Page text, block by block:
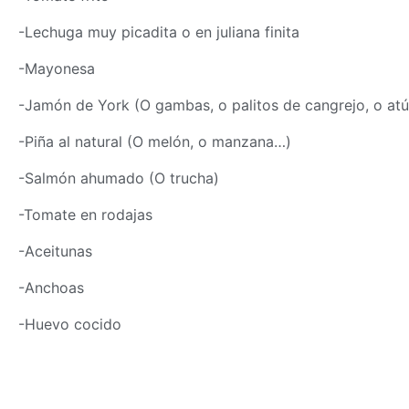
-Lechuga muy picadita o en juliana finita
-Mayonesa
-Jamón de York (O gambas, o palitos de cangrejo, o
-Piña al natural (O melón, o manzana…)
-Salmón ahumado (O trucha)
-Tomate en rodajas
-Aceitunas
-Anchoas
-Huevo cocido